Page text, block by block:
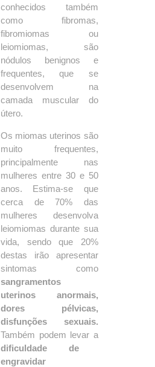
conhecidos também
como fibromas,
fibromiomas ou
leiomiomas, são
nódulos benignos e
frequentes, que se
desenvolvem na
camada muscular do
útero.
Os miomas uterinos são
muito frequentes,
principalmente nas
mulheres entre 30 e 50
anos. Estima-se que
cerca de 70% das
mulheres desenvolva
leiomiomas durante sua
vida, sendo que 20%
destas irão apresentar
sintomas como
sangramentos
uterinos anormais,
dores pélvicas,
disfunções sexuais.
Também podem levar a
dificuldade de
engravidar